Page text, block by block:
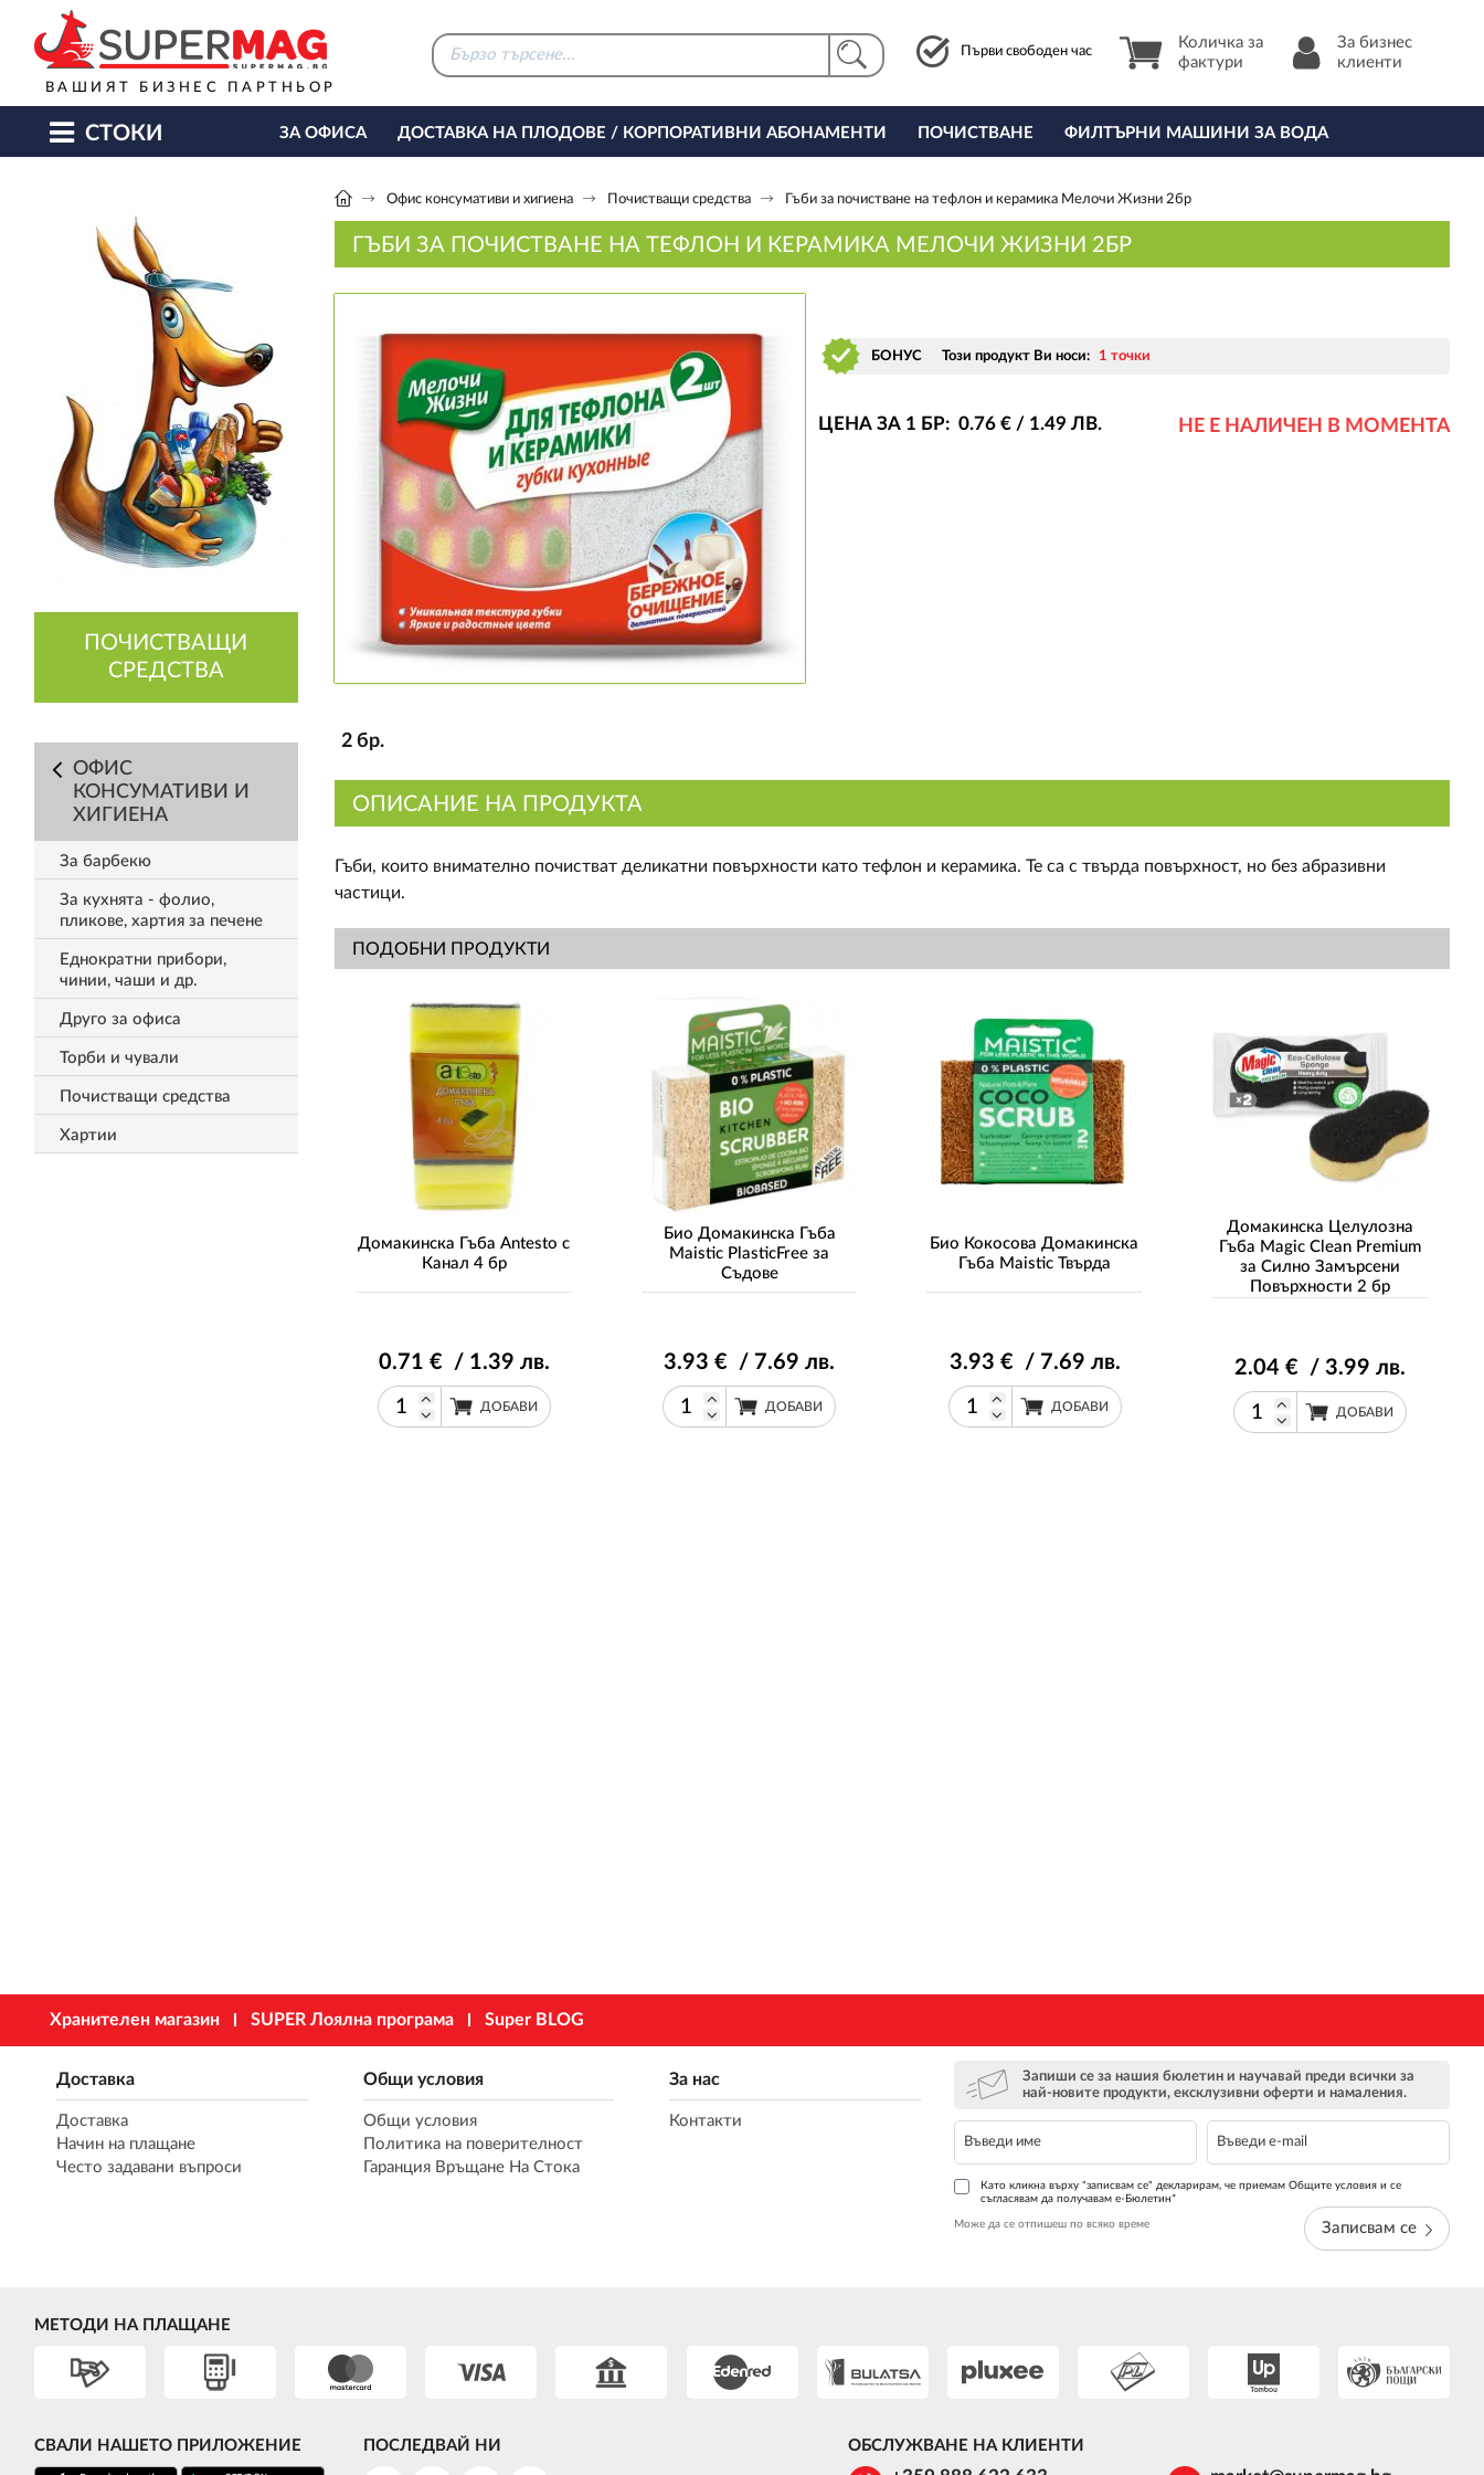
ВАШИЯТ БИЗНЕС ПАРТНЬОР
Първи свободен час
Количка за
фактури
За бизнес
клиенти
СТОКИ ЗА ОФИСА ДОСТАВКА НА ПЛОДОВЕ / КОРПОРАТИВНИ АБОНАМЕНТИ ПОЧИСТВАНЕ ФИЛТЪРНИ МАШИНИ ЗА ВОДА
ПОЧИСТВАЩИ
СРЕДСТВА
ОФИС
КОНСУМАТИВИ И
ХИГИЕНА
За барбекю
За кухнята - фолио,
пликове, хартия за печене
Еднократни прибори,
чинии, чаши и др.
Друго за офиса
Торби и чували
Почистващи средства
Хартии
Офис консумативи и хигиена Почистващи средства Гъби за почистване на тефлон и керамика Мелочи Жизни 2бр
ГЪБИ ЗА ПОЧИСТВАНЕ НА ТЕФЛОН И КЕРАМИКА МЕЛОЧИ ЖИЗНИ 2БР
БОНУС Този продукт Ви носи: 1 точки
ЦЕНА ЗА 1 БР: 0.76€ / 1.49 ЛВ. НЕ Е НАЛИЧЕН В МОМЕНТА
2 бр.
ОПИСАНИЕ НА ПРОДУКТА
Гъби, които внимателно почистват деликатни повърхности като тефлон и керамика. Те са с твърда повърхност, но без абразивни
частици.
ПОДОБНИ ПРОДУКТИ
Домакинска Гъба Antesto с
Канал 4 бр
0.71 € / 1.39 лв.
ДОБАВИ
Био Домакинска Гъба
Maistic PlasticFree за
Съдове
3.93 € / 7.69 лв.
ДОБАВИ
Био Кокосова Домакинска
Гъба Maistic Твърда
3.93 € / 7.69 лв.
ДОБАВИ
Домакинска Целулозна
Гъба Magic Clean Premium
за Силно Замърсени
Повърхности 2 бр
2.04 € / 3.99 лв.
ДОБАВИ
Хранителен магазин SUPER Лоялна програма Super BLOG
Доставка
Доставка
Начин на плащане
Често задавани въпроси
Общи условия
Общи условия
Политика на поверителност
Гаранция Връщане На Стока
За нас
Контакти
Запиши се за нашия бюлетин и научавай преди всички за
най-новите продукти, ексклузивни оферти и намаления.
Като кликна върху "записвам се" декларирам, че приемам Общите условия и се
съгласявам да получавам е-Бюлетин*
Може да се отпишеш по всяко време Записвам се
МЕТОДИ НА ПЛАЩАНЕ
СВАЛИ НАШЕТО ПРИЛОЖЕНИЕ ПОСЛЕДВАЙ НИ ОБСЛУЖВАНЕ НА КЛИЕНТИ